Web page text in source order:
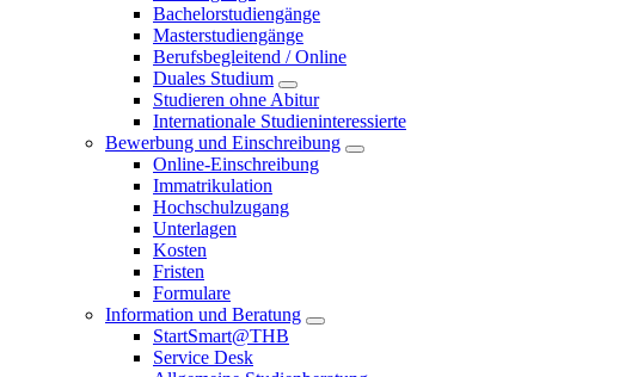
Bachelorstudiengänge
Masterstudiengänge
Berufsbegleitend / Online
Duales Studium
Studieren ohne Abitur
Internationale Studieninteressierte
Bewerbung und Einschreibung
Online-Einschreibung
Immatrikulation
Hochschulzugang
Unterlagen
Kosten
Fristen
Formulare
Information und Beratung
StartSmart@THB
Service Desk